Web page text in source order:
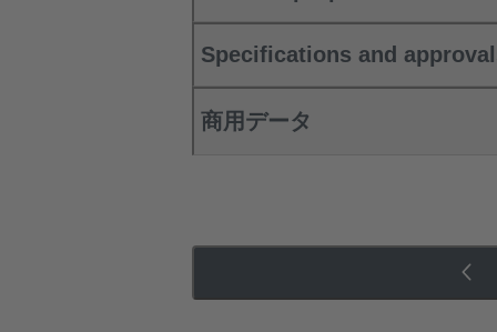
Specifications and
商用データ